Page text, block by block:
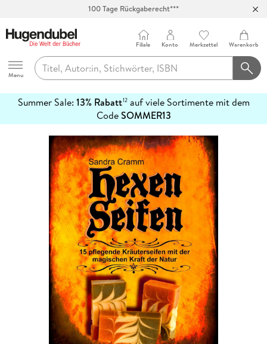
100 Tage Rückgaberecht***
Hugendubel
Menu
Filiale Konto Merkzettel Warenkorb
Summer Sale: 13% Rabatt12auf viele Sortimente mit dem
CodeSOMMER13
erfahren